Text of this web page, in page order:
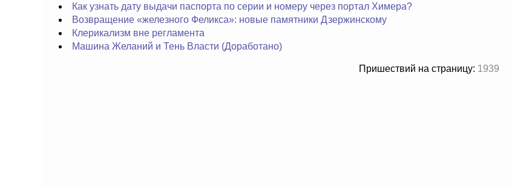
Как узнать дату выдачи паспорта по серии и номеру через портал Химера?
Возвращение «железного Феликса»: новые памятники Дзержинскому
Клерикализм вне регламента
Машина Желаний и Тень Власти (Доработано)
Пришествий на страницу: 1939